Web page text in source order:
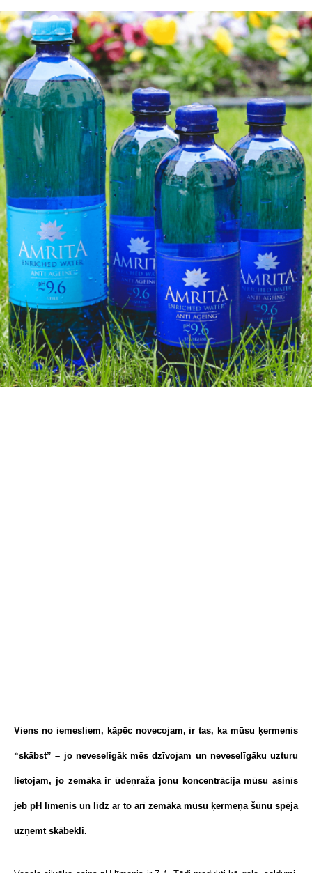
Viens no iemesliem, kāpēc novecojam, ir tas, ka mūsu ķermenis
“skābst” – jo neveselīgāk mēs dzīvojam un neveselīgāku uzturu
lietojam, jo zemāka ir ūdeņraža jonu koncentrācija mūsu asinīs
jeb pH līmenis un līdz ar to arī zemāka mūsu ķermeņa šūnu spēja
uzņemt skābekli.